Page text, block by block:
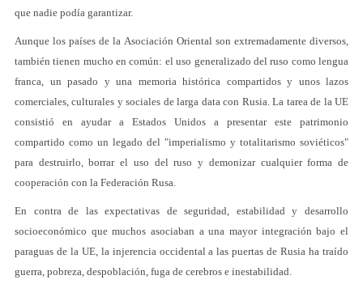
que nadie podía garantizar.
Aunque los países de la Asociación Oriental son extremadamente diversos,
también tienen mucho en común: el uso generalizado del ruso como lengua
franca, un pasado y una memoria histórica compartidos y unos lazos
comerciales, culturales y sociales de larga data con Rusia. La tarea de la UE
consistió en ayudar a Estados Unidos a presentar este patrimonio
compartido como un legado del "imperialismo y totalitarismo soviéticos"
para destruirlo, borrar el uso del ruso y demonizar cualquier forma de
cooperación con la Federación Rusa.
En contra de las expectativas de seguridad, estabilidad y desarrollo
socioeconómico que muchos asociaban a una mayor integración bajo el
paraguas de la UE, la injerencia occidental a las puertas de Rusia ha traído
guerra, pobreza, despoblación, fuga de cerebros e inestabilidad.